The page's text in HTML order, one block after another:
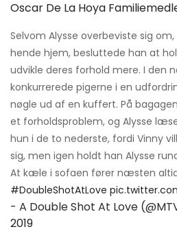
Oscar De La Hoya
Selvom Alysse overbeviste sig
hende hjem, besluttede han at
udvikle deres forhold mere. I den
konkurrerede pigerne i en
nøgle ud af en kuffert. På
et forholdsproblem, og Alysse
hun i de to nederste, fordi Vinny
sig, men igen holdt han Alysse
At kæle i sofaen fører næsten
#DoubleShotAtLove
- A Double Shot At Love
2019